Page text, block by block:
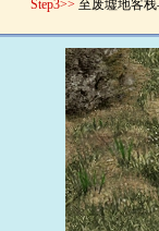
Step3>> 至废墟地客